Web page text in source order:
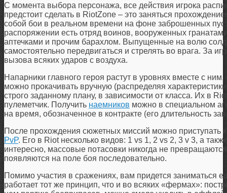
С момента выбора персонажа, все действия игрока
предстоит сделать в RiotZone – это заняться
собой бои в реальном времени на фоне заброшенных
распоряжении есть отряд воинов, вооруженных
аптечками и прочим барахлом. Выпущенные на волю
самостоятельно передвигаться и стрелять во врага. За
вызова всяких ударов с воздуха.
Напарники главного героя растут в уровнях вместе с
можно прокачивать вручную (распределяя
строго заданному плану, в зависимости от класса. Их в
пулеметчик. Получить наемников можно в специальном
на время, обозначенное в контракте (его длительность
После прохождения сюжетных миссий можно приступать
PvP. Его в Riot несколько видов: 1 vs 1, 2 vs 2, 3 v 3, а
интересно, массовые потасовки никогда не
появляются на поле боя последовательно.
Помимо участия в сражениях, вам придется заниматься
работает тот же принцип, что и во всяких «фермах»: